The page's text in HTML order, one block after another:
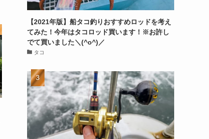
【2021年版】船タコ釣りおすすめロッドを考え
てみた！今年はタコロッド買います！※お許し
でて買いました＼(^o^)／
タコ